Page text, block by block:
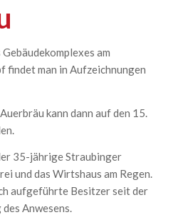
am
findet man in Aufzeichnungen
kann dann auf den 15.
35-jährige Straubinger
und das Wirtshaus am Regen.
aufgeführte Besitzer seit der
Anwesens.